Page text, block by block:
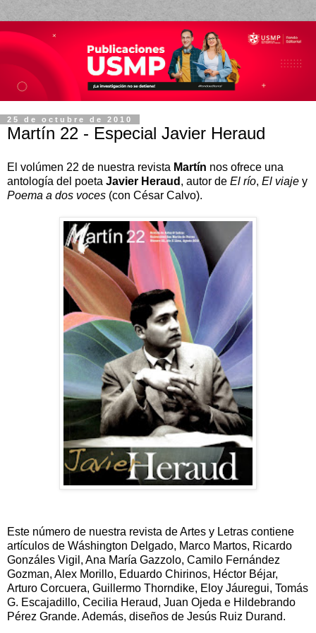
25 de octubre de 2010
Martín 22 - Especial Javier Heraud
El volúmen 22 de nuestra revista Martín nos ofrece una
antología del poeta Javier Heraud , autor de El río, El viaje y
Poema a dos voces (con César Calvo).
Este número de nuestra revista de Artes y Letras contiene
artículos de Wáshington Delgado, Marco Martos, Ricardo
Gonzáles Vigil, Ana María Gazzolo, Camilo Fernández
Gozman, Alex Morillo, Eduardo Chirinos, Héctor Béjar,
Arturo Corcuera, Guillermo Thorndike, Eloy Jáuregui, Tomás
G. Escajadillo, Cecilia Heraud, Juan Ojeda e Hildebrando
Pérez Grande. Además, diseños de Jesús Ruiz Durand.